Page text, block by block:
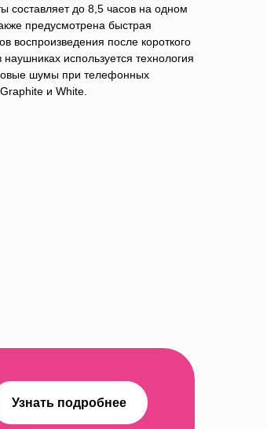
составляет до 8,5 часов на одном
предусмотрена быстрая
воспроизведения после короткого
используется технология
шумы при телефонных
и White.
Узнать подробнее